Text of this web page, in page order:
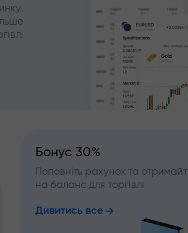
Бонус 30%
Поповніть рахунок та
на баланс для торгівлі
Дивитись все